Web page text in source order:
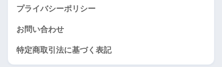
プライバシーポリシー
お問い合わせ
特定商取引法に基づく表記